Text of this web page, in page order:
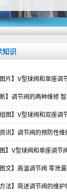
知识
图片】V型球阀和单座
新】调节阀的两种维修
组图】V型球阀和双座
资讯】调节阀的预防性
图】V型球阀和单座调
图文】高温调节阀 零泄
方法】简述调节阀的维